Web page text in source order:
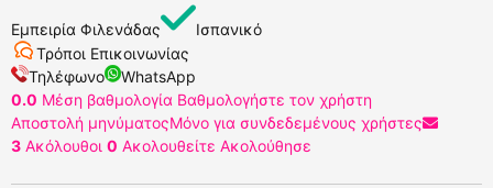
Εμπειρία Φιλενάδας
Ισπανικό
Τρόποι Επικοινωνίας
Τηλέφωνο
WhatsApp
0.0 Μέση βαθμολογία Βαθμολογήστε τον χρήστη
Αποστολή μηνύματοςΜόνο για συνδεδεμένους χρήστες
3 Ακόλουθοι 0 Ακολουθείτε Ακολούθησε